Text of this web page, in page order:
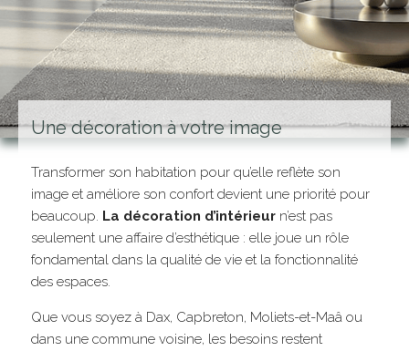
Une décoration à votre image
Transformer son habitation pour qu’elle reflète son
image et améliore son confort devient une priorité pour
beaucoup. La décoration d’intérieur n’est pas
seulement une affaire d’esthétique : elle joue un rôle
fondamental dans la qualité de vie et la fonctionnalité
des espaces.
Que vous soyez à Dax, Capbreton, Moliets-et-Maâ ou
dans une commune voisine, les besoins restent